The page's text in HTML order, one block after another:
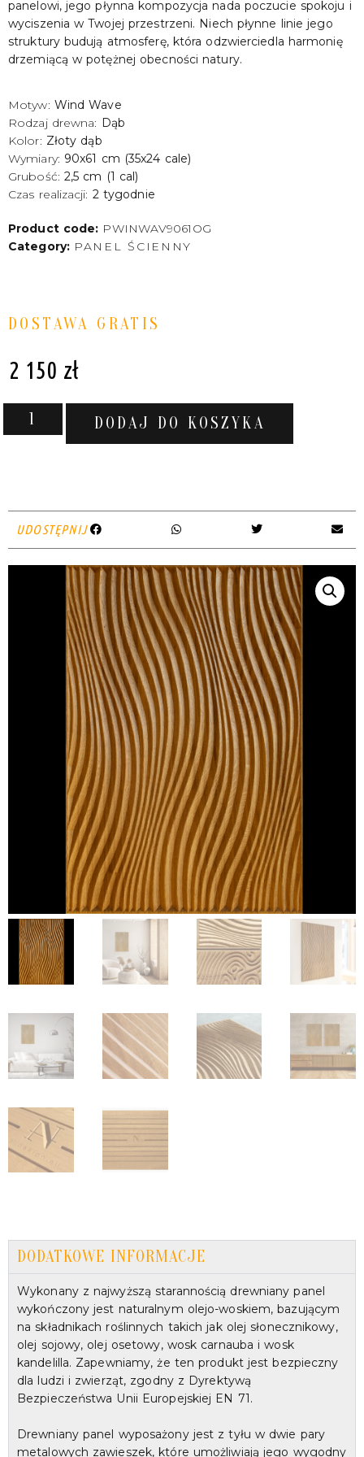
panelowi, jego płynna kompozycja nada poczucie spokoju i
wyciszenia w Twojej przestrzeni. Niech płynne linie jego
struktury budują atmosferę, która odzwierciedla harmonię
drzemiącą w potężnej obecności natury.
Motyw: Wind Wave
Rodzaj drewna: Dąb
Kolor: Złoty dąb
Wymiary: 90x61 cm (35x24 cale)
Grubość: 2,5 cm (1 cal)
Czas realizacji: 2 tygodnie
Product code: PWINWAV9061OG
Category: PANEL ŚCIENNY
DOSTAWA GRATIS
2 150 zł
DODAJ DO KOSZYKA
UDOSTĘPNIJ
DODATKOWE INFORMACJE
Wykonany z najwyższą starannością drewniany panel
wykończony jest naturalnym olejo-woskiem, bazującym
na składnikach roślinnych takich jak olej słonecznikowy,
olej sojowy, olej osetowy, wosk carnauba i wosk
kandelilla. Zapewniamy, że ten produkt jest bezpieczny
dla ludzi i zwierząt, zgodny z Dyrektywą
Bezpieczeństwa Unii Europejskiej EN 71.
Drewniany panel wyposażony jest z tyłu w dwie pary
metalowych zawieszek, które umożliwiają jego wygodny